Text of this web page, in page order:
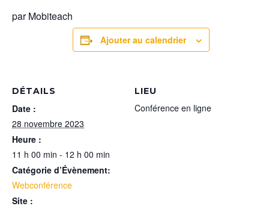
par Mobiteach
Ajouter au calendrier
DÉTAILS
Date :
28 novembre 2023
Heure :
11 h 00 min - 12 h 00 min
Catégorie d’Évènement:
Webconférence
Site :
LIEU
Conférence en ligne